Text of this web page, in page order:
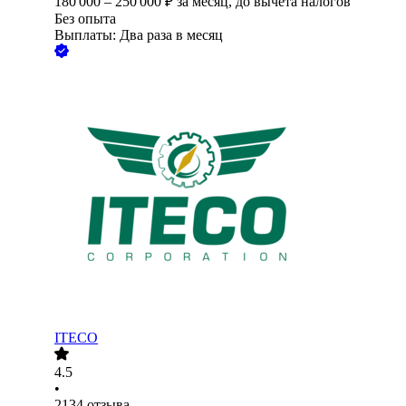
Без опыта
Выплаты: Два раза в месяц
ITECO
4.5
•